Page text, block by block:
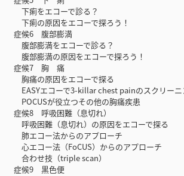
下痢をエコーで診る？
下痢の原因をエコーで探ろう！
症候6 腹部膨満
腹部膨満をエコーで診る？
腹部膨満の原因をエコーで探ろう！
症候7 胸 痛
胸痛の原因をエコーで探る
EASYエコーで3-killar chest painのスクリーニ
POCUSが役立つその他の胸痛疾患
症候8 呼吸困難（息切れ）
呼吸困難（息切れ）の原因をエコーで探る
肺エコー法からのアプローチ
心エコー法（FoCUS）からのアプローチ
合わせ技（triple scan）
症候9 黒色便